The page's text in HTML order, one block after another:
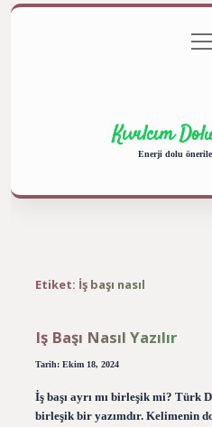
Gizlilik aç
Kıvılcım
Enerji dolu
Etiket: İş başı nasıl
Iş Başı Nasıl Yazılır
Tarih: Ekim 18, 2024
İş başı ayrı mı birleşik mi? Türk
birleşik bir yazımdır. Kelimenin